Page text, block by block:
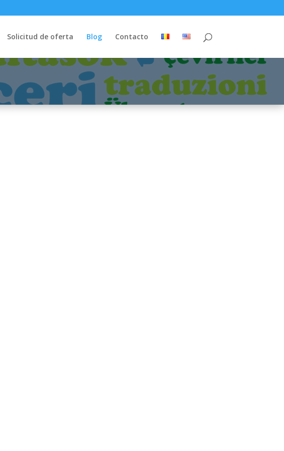
Solicitud de oferta Blog Contacto